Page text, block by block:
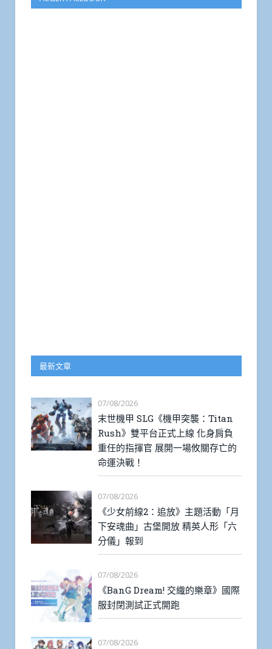
最新文章
07/08/2026
末世機甲 SLG《機甲突襲：Titan
Rush》雙平台正式上線 化身肩負
重任的指揮官 展開一場攸關存亡的
命運決戰！
07/08/2026
《少女前線2：追放》主題活動「月
下安魂曲」古堡開放 精英人形「六
分儀」報到
07/08/2026
《BanG Dream! 交織的樂章》國際
服封閉測試正式開跑
07/08/2026